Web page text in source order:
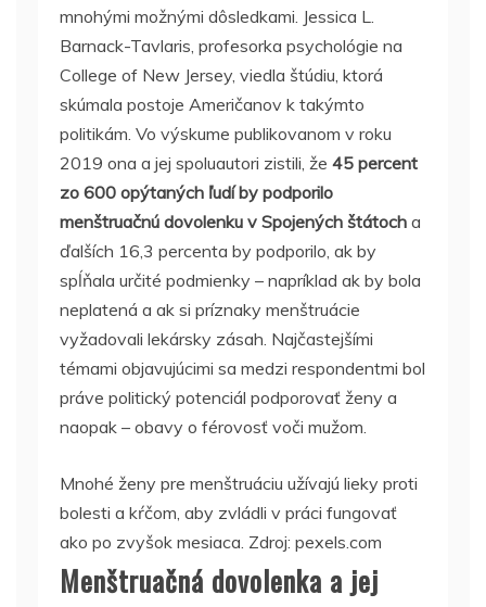
mnohými možnými dôsledkami. Jessica L.
Barnack-Tavlaris, profesorka psychológie na
College of New Jersey, viedla štúdiu, ktorá
skúmala postoje Američanov k takýmto
politikám. Vo výskume publikovanom v roku
2019 ona a jej spoluautori zistili, že 45 percent
zo 600 opýtaných ľudí by podporilo
menštruačnú dovolenku v Spojených štátoch a
ďalších 16,3 percenta by podporilo, ak by
spĺňala určité podmienky – napríklad ak by bola
neplatená a ak si príznaky menštruácie
vyžadovali lekársky zásah. Najčastejšími
témami objavujúcimi sa medzi respondentmi bol
práve politický potenciál podporovať ženy a
naopak – obavy o férovosť voči mužom.
Mnohé ženy pre menštruáciu užívajú lieky proti
bolesti a kŕčom, aby zvládli v práci fungovať
ako po zvyšok mesiaca. Zdroj: pexels.com
Menštruačná dovolenka a jej